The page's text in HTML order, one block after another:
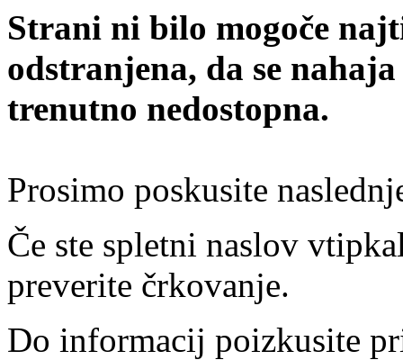
Strani ni bilo mogoče
odstranjena, da se
trenutno nedostopna.
Prosimo poskusite
Če ste spletni naslov
preverite črkovanje.
Do informacij poizkusite